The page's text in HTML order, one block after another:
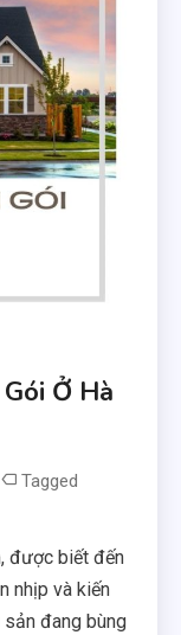
Ở Hà
Tagged
được biết đến
nhịp và kiến
đang bùng